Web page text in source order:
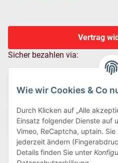
Wie wir Cookies & Co
Durch Klicken auf „Alle
Einsatz folgender Dienste auf
Vimeo, ReCaptcha, uptain.
jederzeit ändern
Details finden Sie unter
Vertrag
Sicher bezahlen via:
Wir versenden via: